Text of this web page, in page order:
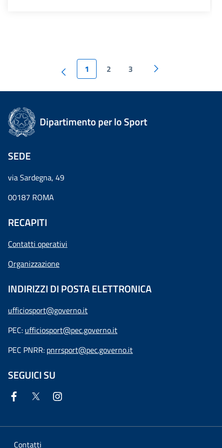
1 2 3
Dipartimento per lo Sport
SEDE
via Sardegna, 49
00187 ROMA
RECAPITI
Contatti operativi
Organizzazione
INDIRIZZI DI POSTA ELETTRONICA
ufficiosport@governo.it
PEC: ufficiosport@pec.governo.it
PEC PNRR: pnrrsport@pec.governo.it
SEGUICI SU
Contatti